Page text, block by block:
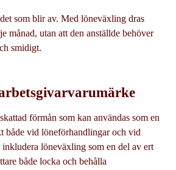
som blir av. Med löneväxling dras
månad, utan att den anställde behöver
smidigt.
förmån som kan användas som en
både vid löneförhandlingar och vid
löneväxling som en del av ert
både locka och behålla